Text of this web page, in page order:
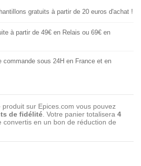
gratuits à partir de 20 euros d'achat !
à partir de 49€ en Relais ou 69€ en
commande sous 24H en France et en
sur Epices.com vous pouvez
de fidélité . Votre panier totalisera 4
convertis en un bon de réduction de